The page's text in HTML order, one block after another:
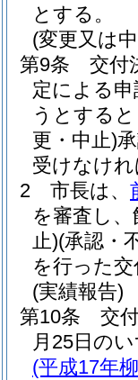
とする。
(変更又は
第9条
交付
定による
うとする
更・中止)
受けなけ
2
市長は、
を審査し
止)(承認・
を行った
(実績報告)
第10条
交
月25日の
(平成17年